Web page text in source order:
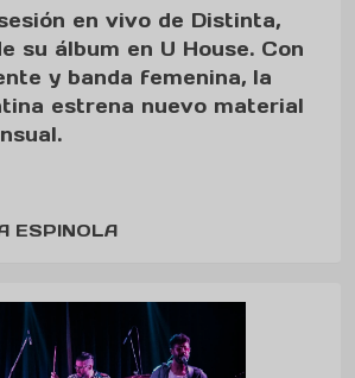
en vivo de Distinta,
su álbum en U House. Con
y banda femenina, la
estrena nuevo material
ESPINOLA